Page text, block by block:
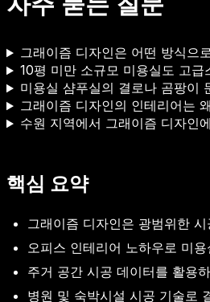
그래이즘 디자인은 어떤 방식으
10평 미만 소규모 미용실도 고
미용실 샴푸실의 결로나 곰팡이
그래이즘 디자인의 인테리어는
수원 지역에서 그래이즘 디자인
핵심 요약
그래이즘 디자인은 광범위한
오피스 인테리어 노하우로 미
주거 공간 시공 데이터를 활용
병원 및 숙박시설 시공 기술로